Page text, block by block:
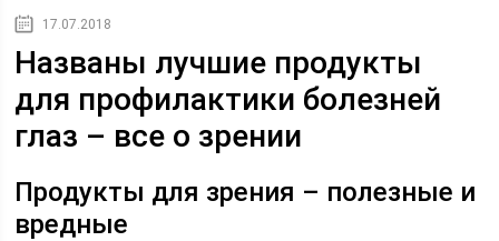
17.07.2018
Названы лучшие продукты
для профилактики болезней
глаз – все о зрении
Продукты для зрения – полезные и
вредные